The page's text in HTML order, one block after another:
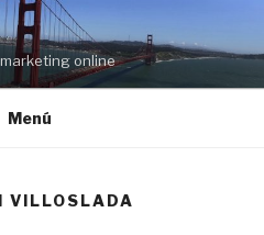
online
Menú
VILLOSLADA